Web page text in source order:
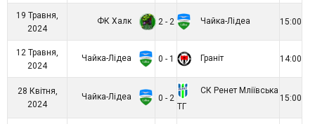
19 Травня,
2024
ФК Халк 2 - 2 Чайка-Лідеа 15:00
12 Травня,
2024
Чайка-Лідеа 0 - 1 Граніт 14:00
28 Квітня,
2024
Чайка-Лідеа 0 - 2
СК Ренет Мліївська
ТГ
15:00